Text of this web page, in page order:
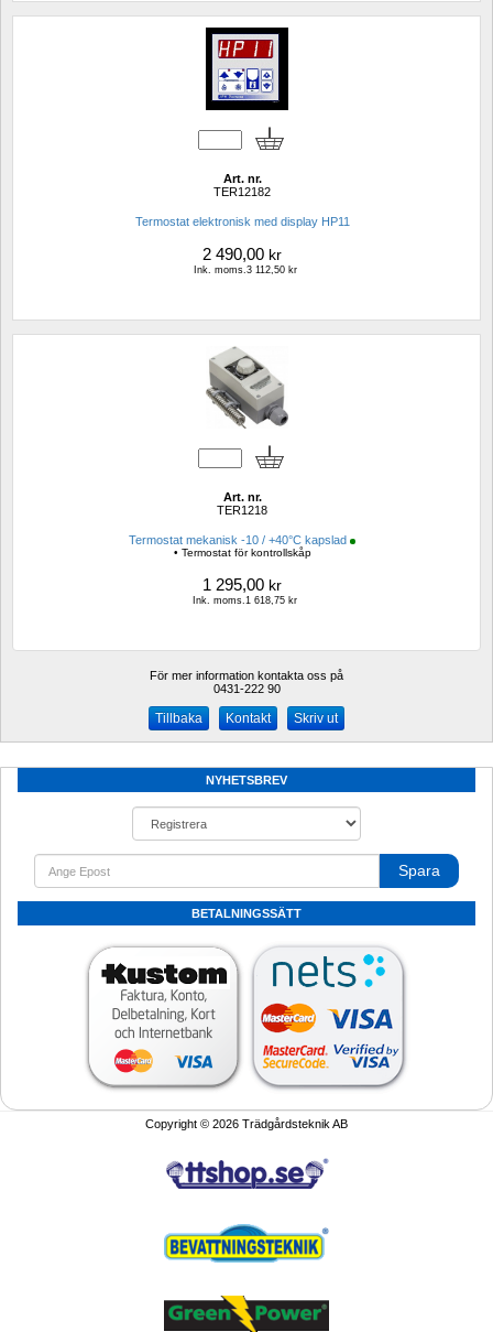
Art. nr.
TER12182
Termostat elektronisk med display HP11
2 490,00 kr
Ink. moms.3 112,50 kr
Art. nr.
TER1218
Termostat mekanisk -10 / +40°C kapslad
• Termostat för kontrollskåp
1 295,00 kr
Ink. moms.1 618,75 kr
För mer information kontakta oss på
0431-222 90
Kontakt Skriv ut
NYHETSBREV
Spara
BETALNINGSSÄTT
Copyright © 2026 Trädgårdsteknik AB